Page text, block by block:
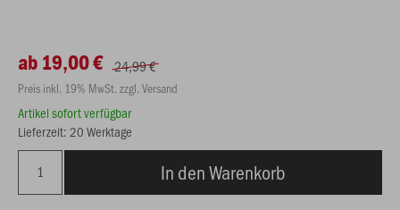
ab 19,00 € 24,99 €
Preis inkl. 19% MwSt. zzgl. Versand
Artikel sofort verfügbar
Lieferzeit: 20 Werktage
In den Warenkorb